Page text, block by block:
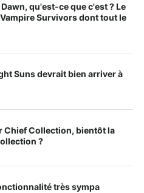
qu'est-ce que c'est ? Le
Survivors dont tout le
Suns devrait bien arriver à
Chief Collection, bientôt la
?
très sympa